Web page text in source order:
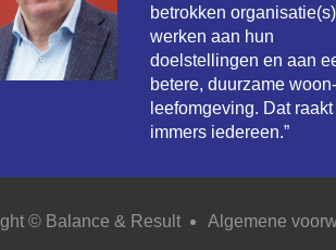
betrokken
werken aan hun
doelstellingen en aan
betere, duurzame
leefomgeving. Dat raakt
immers iedereen.”
© Balance & Result Algemene